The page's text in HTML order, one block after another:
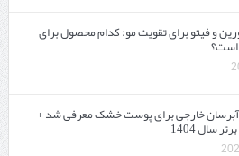
و فیتو برای تقویت مو: کدام محصول برای
آبرسان خارجی برای پوست خشک معرفی شد +
سال 1404